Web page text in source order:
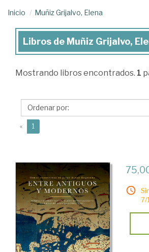
Inicio Muñiz Grijalvo, Elena
Libros
Muñiz
Elena
Libros de Muñiz Grijalvo,
Mostrando libros encontrados. 1
« 1
7/